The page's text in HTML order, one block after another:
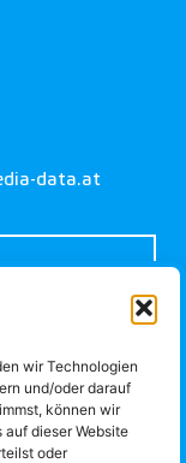
wir Technologien
und/oder darauf
können wir
dieser Website
oder
data.at